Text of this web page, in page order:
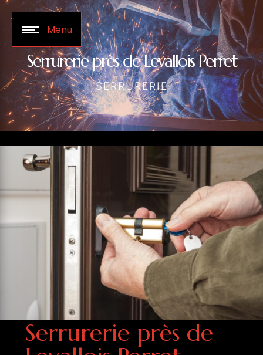
Menu
Serrurerie près de Levallois Perret
SERRURERIE
Serrurerie près de
Panneau de gestion des cookies